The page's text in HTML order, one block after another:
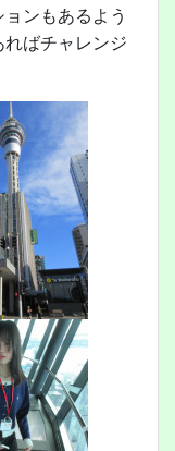
ンもあるよう
ばチャレンジ